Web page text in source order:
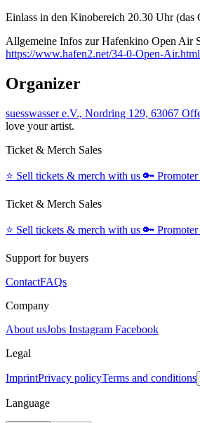
Einlass in den Kinobereich 20.30 Uhr (das
Allgemeine Infos zur Hafenkino Open Air
https://www.hafen2.net/34-0-Open-Air.html
Organizer
suesswasser e.V., Nordring 129, 63067
love your artist.
Ticket & Merch Sales
⭐️ Sell tickets & merch with us 🔑
Ticket & Merch Sales
⭐️ Sell tickets & merch with us 🔑
Support for buyers
ContactFAQs
Company
About usJobs Instagram Facebook
Legal
ImprintPrivacy policyTerms and conditions
Language